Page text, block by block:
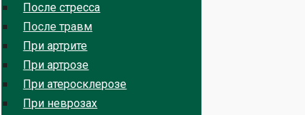
После стресса
После травм
При артрите
При артрозе
При атеросклерозе
При неврозах